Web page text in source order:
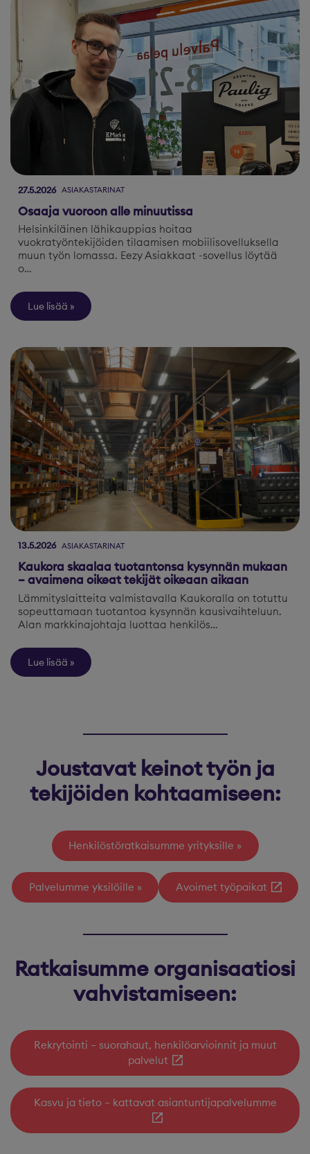
27.5.2026 ASIAKASTARINAT
Osaaja vuoroon alle minuutissa
Helsinkiläinen lähikauppias hoitaa
vuokratyöntekijöiden tilaamisen mobiilisovelluksella
muun työn lomassa. Eezy Asiakkaat -sovellus löytää
o…
Lue lisää
13.5.2026 ASIAKASTARINAT
Kaukora skaalaa tuotantonsa kysynnän mukaan
– avaimena oikeat tekijät oikeaan aikaan
Lämmityslaitteita valmistavalla Kaukoralla on totuttu
sopeuttamaan tuotantoa kysynnän kausivaihteluun.
Alan markkinajohtaja luottaa henkilös…
Lue lisää
Joustavat keinot työn ja
tekijöiden kohtaamiseen:
Henkilöstöratkaisumme yrityksille
Palvelumme yksilöille Avoimet työpaikat
Ratkaisumme organisaatiosi
vahvistamiseen:
Rekrytointi – suorahaut, henkilöarvioinnit ja muut
palvelut
Kasvu ja tieto – kattavat asiantuntijapalvelumme